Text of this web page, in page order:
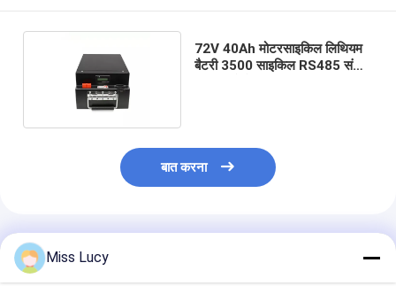
72V 40Ah मोटरसाइकिल लिथियम
बैटरी 3500 साइकिल RS485 संचार
बात करना
अनुशंसित उत्पाद
Miss Lucy